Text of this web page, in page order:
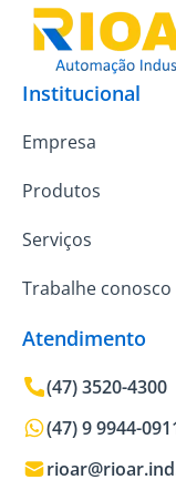
Institucional
Empresa
Produtos
Serviços
Trabalhe conosco
Atendimento
(47) 3520-4300
(47) 9 9944-